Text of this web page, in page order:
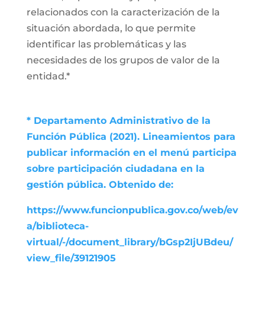
relacionados con la caracterización de la
situación abordada, lo que permite
identificar las problemáticas y las
necesidades de los grupos de valor de la
entidad.*
* Departamento Administrativo de la
Función Pública (2021). Lineamientos para
publicar información en el menú participa
sobre participación ciudadana en la
gestión pública. Obtenido de:
https://www.funcionpublica.gov.co/web/ev
a/biblioteca-
virtual/-/document_library/bGsp2IjUBdeu/
view_file/39121905